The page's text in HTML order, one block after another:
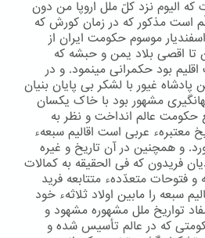
الیوم نزد کلّ ملل اروپا من دون
مذکور که در زمان کورش که
موسوم حکومت ایران از
تا اقصی بلاد یمن و حبشه که
بود حکمرانی مینمود. و در
پادشاه غیور با لشکر بی پایان بنیان
مشهور بود با خاک یکسان
حکومت عالم انداخت و نظر به
معتبرهء عربی است اقالیم سبعهء
و همچنین در آن تاریخ و غیره
فریدون که فی الحقیقه به کمالات
و فتوحات متعدّدهء متتابعه فرید
سبعه را مابین اولاد ثلاثهء خود
تواریخ ملل مشهوره مشهود و
که در عالم تأسیس شده و